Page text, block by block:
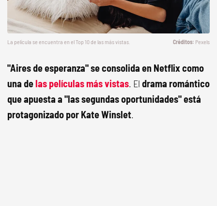
La película se encuentra en el Top 10 de las más vistas. Pexels
"Aires de esperanza" se consolida en Netflix como
una delas películas más vistas. El drama romántico
que apuesta a "las segundas oportunidades" está
protagonizado por Kate Winslet.